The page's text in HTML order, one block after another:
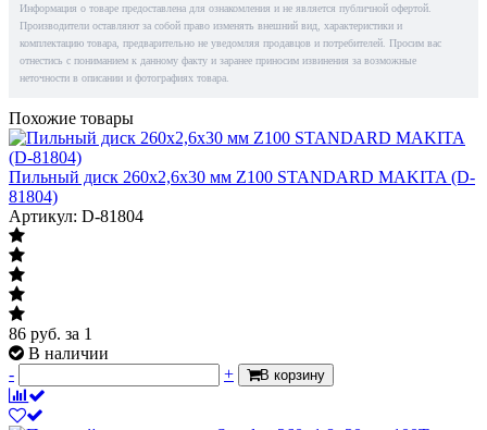
Информация о товаре предоставлена для ознакомления и не является публичной офертой.
Производители оставляют за собой право изменять внешний вид, характеристики и
комплектацию товара, предварительно не уведомляя продавцов и потребителей. Просим вас
отнестись с пониманием к данному факту и заранее приносим извинения за возможные
неточности в описании и фотографиях товара.
Похожие товары
Пильный диск 260х2,6х30 мм Z100 STANDARD MAKITA (D-
81804)
Артикул: D-81804
86 руб. за 1
В наличии
-
+ В корзину